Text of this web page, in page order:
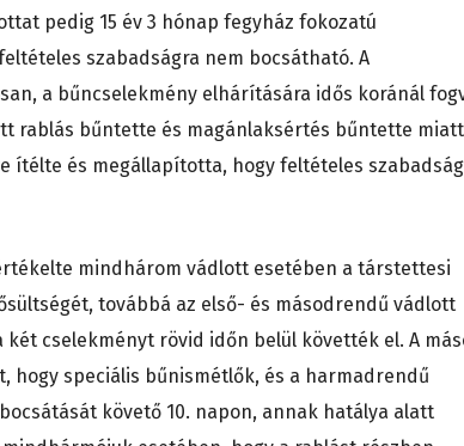
pedig 15 év 3 hónap fegyház fokozatú
szabadságra nem bocsátható. A
a bűncselekmény elhárítására idős koránál
rablás bűntette és magánlaksértés bűntette miatt
ítélte és megállapította, hogy feltételes
mindhárom vádlott esetében a társtettesi
továbbá az első- és másodrendű vádlott
cselekményt rövid időn belül követték el. A
hogy speciális bűnismétlők, és a harmadrendű
követő 10. napon, annak hatálya alatt